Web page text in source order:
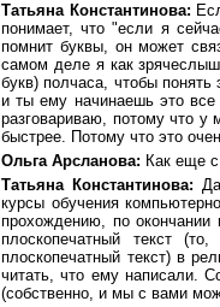
Татьяна Константинова:
понимает, что "если я
помнит буквы, он может
самом деле я как
букв) полчаса, чтобы
и ты ему начинаешь это
разговариваю, потому что у
быстрее. Потому что это
Ольга Арсланова: Как еще
Татьяна Константинова:
курсы обучения
прохождению, по окончании
плоскопечатный текст
плоскопечатный текст) в
читать, что ему написали.
(собственно, и мы с вами